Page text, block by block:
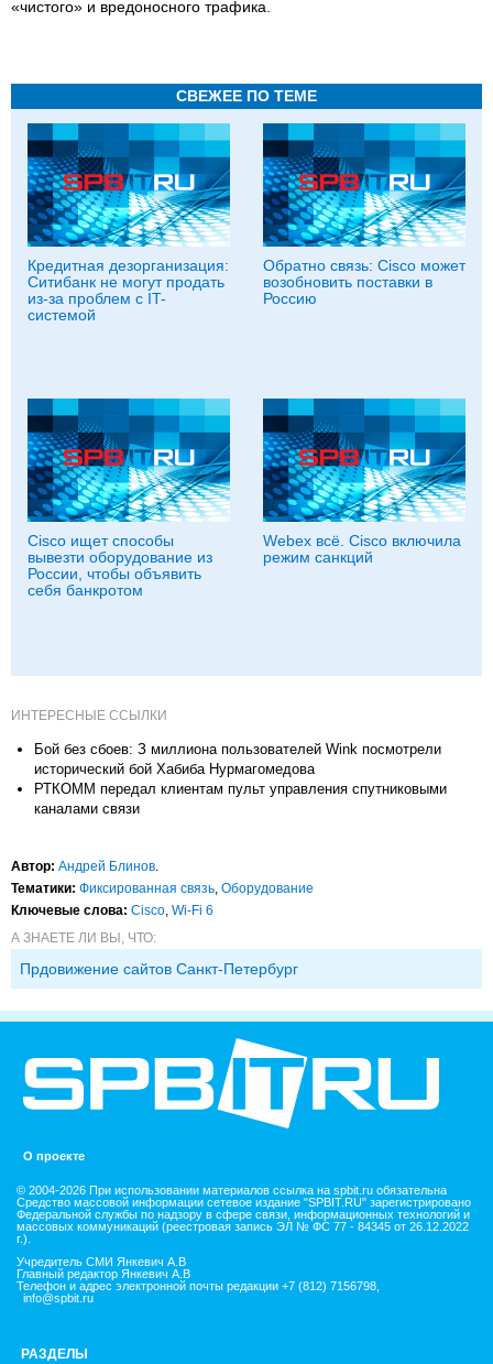
«чистого» и вредоносного трафика.
СВЕЖЕЕ ПО ТЕМЕ
Кредитная дезорганизация:
Ситибанк не могут продать
из-за проблем с IT-
системой
Обратно связь: Cisco может
возобновить поставки в
Россию
Cisco ищет способы
вывезти оборудование из
России, чтобы объявить
себя банкротом
Webex всё. Cisco включила
режим санкций
ИНТЕРЕСНЫЕ ССЫЛКИ
Бой без сбоев: З миллиона пользователей Wink посмотрели
исторический бой Хабиба Нурмагомедова
РТКОММ передал клиентам пульт управления спутниковыми
каналами связи
Автор: Андрей Блинов
Тематики: Фиксированная связь Оборудование
Ключевые слова: Cisco Wi-Fi 6
А ЗНАЕТЕ ЛИ ВЫ, ЧТО:
Прдовижение сайтов Санкт-Петербург
О проекте
© 2004-2026 При использовании материалов ссылка на spbit.ru обязательна
Средство массовой информации сетевое издание "SPBIT.RU" зарегистрировано
Федеральной службы по надзору в сфере связи, информационных технологий и
массовых коммуникаций (реестровая запись ЭЛ № ФС 77 - 84345 от 26.12.2022
г.).
Учредитель СМИ Янкевич А.В
Главный редактор Янкевич А.В
Телефон и адрес электронной почты редакции +7 (812) 7156798,
info@spbit.ru
РАЗДЕЛЫ